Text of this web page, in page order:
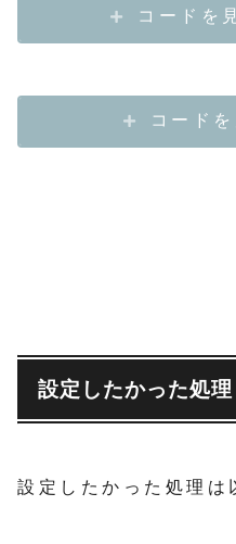
コードを
コード
設定したかった処理
設定したかった処理は